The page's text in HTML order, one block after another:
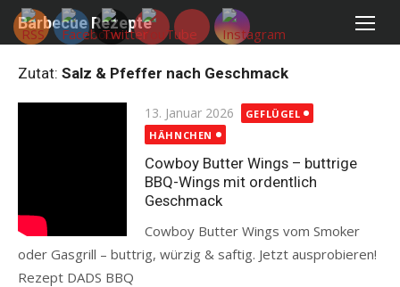
Skip
Barbecue Rezepte
Zutat: Salz & Pfeffer nach Geschmack
Posted
on
13. Januar 2026
GEFLÜGEL
HÄHNCHEN
Cowboy Butter Wings – buttrige
BBQ-Wings mit ordentlich
Geschmack
Cowboy Butter Wings vom Smoker
oder Gasgrill – buttrig, würzig & saftig. Jetzt ausprobieren!
Rezept DADS BBQ